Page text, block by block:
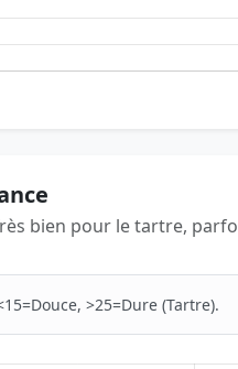
bien pour le tartre,
>25=Dure (Tartre).